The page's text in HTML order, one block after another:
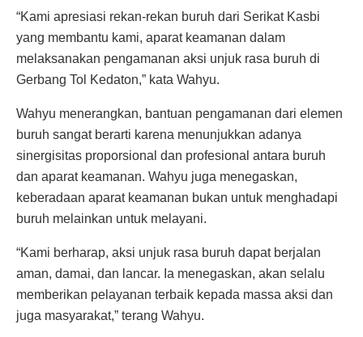
“Kami apresiasi rekan-rekan buruh dari Serikat Kasbi
yang membantu kami, aparat keamanan dalam
melaksanakan pengamanan aksi unjuk rasa buruh di
Gerbang Tol Kedaton,” kata Wahyu.
Wahyu menerangkan, bantuan pengamanan dari elemen
buruh sangat berarti karena menunjukkan adanya
sinergisitas proporsional dan profesional antara buruh
dan aparat keamanan. Wahyu juga menegaskan,
keberadaan aparat keamanan bukan untuk menghadapi
buruh melainkan untuk melayani.
“Kami berharap, aksi unjuk rasa buruh dapat berjalan
aman, damai, dan lancar. Ia menegaskan, akan selalu
memberikan pelayanan terbaik kepada massa aksi dan
juga masyarakat,” terang Wahyu.